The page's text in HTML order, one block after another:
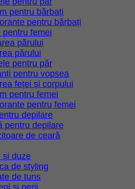
pentru bărbați
pentru bărbați
pentru femei
părului
părului
pentru păr
pentru vopsea
feței și corpului
pentru femei
pentru femei
depilare
pentru depilare
de ceară
și duze
de styling
de tuns
și perii